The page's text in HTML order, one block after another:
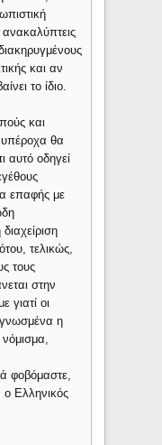
ανακαλύπτεις
και αν
το ίδιο.
και
υπέροχα θα
αυτό οδηγεί
επαφής με
τελικώς,
τους
στην
γιατί οι
η
φοβόμαστε,
ο Ελληνικός